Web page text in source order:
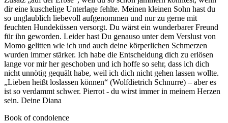
dir eine kuschelige Unterlage fehlte. Meinen kleinen Sohn hast du
so unglaublich liebevoll aufgenommen und nur zu gerne mit
feuchten Hundeküssen versorgt. Du wärst ein wunderbarer Freund
für ihn geworden. Leider hast Du genauso unter dem Verslust von
Momo gelitten wie ich und auch deine körperlichen Schmerzen
wurden immer stärker. Ich habe die Entscheidung dich zu erlösen
lange vor mir her geschoben und ich hoffe so sehr, dass ich dich
nicht unnötig gequält habe, weil ich dich nicht gehen lassen wollte.
„Lieben heißt loslassen können“ (Wolfdietrich Schnurre) – aber es
ist so verdammt schwer. Pierrot - du wirst immer in meinem Herzen
sein. Deine Diana
Book of condolence